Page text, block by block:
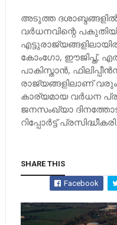
അടുത്ത
വര്‍ധനവിന്റെ
കോംഗോ, ഈജിപ്ത്,
പാകിസ്താന്‍,
രാജ്യങ്ങളിലാണ്
കാര്യമായ വര്‍ധന
ജനസംഖ്യാ
റിപ്പോര്‍ട്ട്
SHARE THIS
Facebook